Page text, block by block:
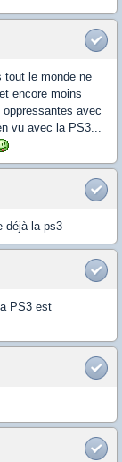
tout le monde ne
encore moins
avec
vu avec la PS3...
déjà la ps3
PS3 est